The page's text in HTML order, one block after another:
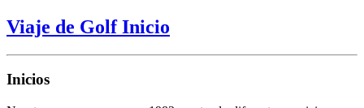
Viaje de Golf Inicio
Inicios